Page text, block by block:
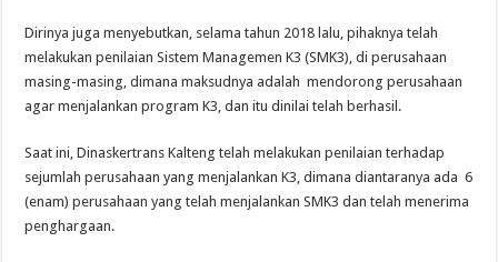
Dirinya juga menyebutkan, selama tahun 2018 lalu, pihaknya telah
melakukan penilaian Sistem Managemen K3 (SMK3), di perusahaan
masing-masing, dimana maksudnya adalah mendorong perusahaan
agar menjalankan program K3, dan itu dinilai telah berhasil.
Saat ini, Dinaskertrans Kalteng telah melakukan penilaian terhadap
sejumlah perusahaan yang menjalankan K3, dimana diantaranya ada 6
(enam) perusahaan yang telah menjalankan SMK3 dan telah menerima
penghargaan.